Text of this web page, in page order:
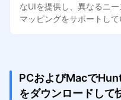
なUIを提供し、異なるニ
マッピングをサポートして
PCおよびMacで
をダウンロードして